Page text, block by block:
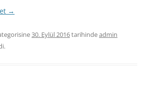
→
30. Eylül 2016tarihindeadmin